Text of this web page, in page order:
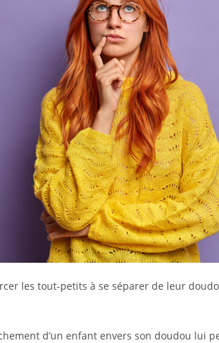
les tout-petits à se séparer de leur
d’un enfant envers son doudou lui